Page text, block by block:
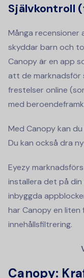
Självkontroll
Många recensioner
skyddar barn och
Canopy är en app
att de marknadsför
frestelser online
med
Med Canopy kan
Du kan också dra
Eyezy
installera det på
inbyggda
har Canopy en
innehållsfiltrering.
Canopy: